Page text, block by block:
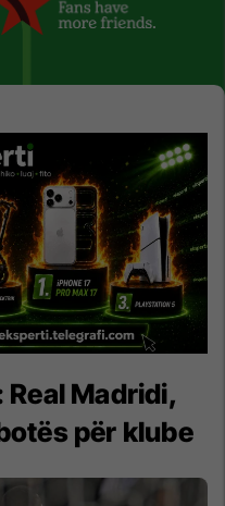
Real Madridi,
për klube